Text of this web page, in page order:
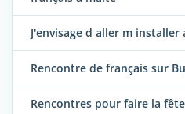
J'envisage d aller m installer
Rencontre de français sur
Rencontres pour faire la